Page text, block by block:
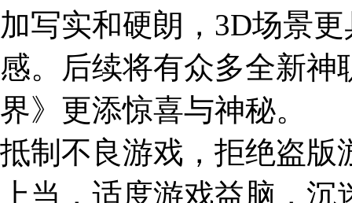
加写实和硬朗，3D场景
感。后续将有众多全新神
界》更添惊喜与神秘。
抵制不良游戏，拒绝盗版
上当，适度游戏益脑，